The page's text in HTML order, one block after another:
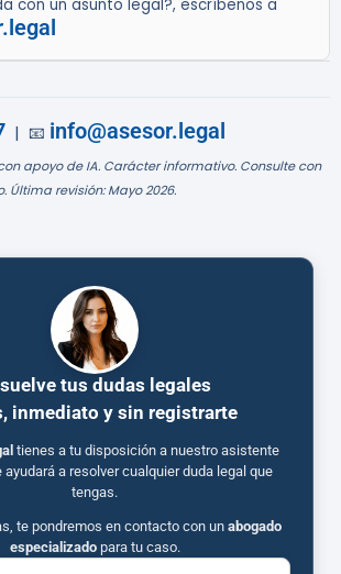
con un asunto legal?, escríbenos a
| 📧 info@asesor.legal
apoyo de IA. Carácter informativo. Consulte con
revisión: Mayo 2026.
tus dudas legales
inmediato y sin registrarte
tienes a tu disposición a nuestro asistente
a resolver cualquier duda legal que
tengas.
te pondremos en contacto con un abogado
especializadopara tu caso.